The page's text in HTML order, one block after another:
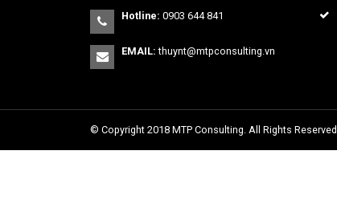
Hotline: 0903 644 841
EMAIL: thuynt@mtpconsulting.vn
© Copyright 2018 MTP Consulting. All Rights Reserved.